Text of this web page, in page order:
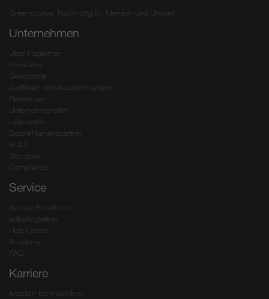
Greenovative: Nachhaltig für Mensch und Umwelt.
Unternehmen
Über Hagleitner
Produktion
Geschichte
Zertifikate und Auszeichnungen
Referenzen
Unternehmensfilm
Lieferanten
Export/Handelspartner
BULS
Standorte
Compliance
Service
Service Excellence
edibyhagleitner
Help Center
Academy
FAQ
Karriere
Arbeiten bei Hagleitner